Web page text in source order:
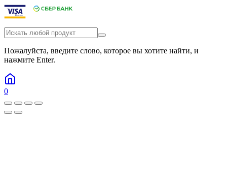
Пожалуйста, введите слово, которое вы хотите найти, и
нажмите Enter.
0